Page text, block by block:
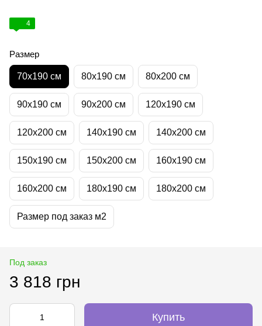
4
Размер
70х190 см 80х190 см 80х200 см
90х190 см 90х200 см 120х190 см
120х200 см 140х190 см 140х200 см
150х190 см 150х200 см 160х190 см
160х200 см 180х190 см 180х200 см
Размер под заказ м2
Под заказ
3 818 грн
Купить